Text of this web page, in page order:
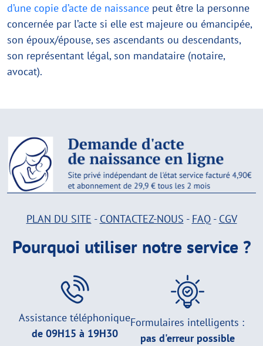
d’une copie d’acte de naissance peut être la personne
concernée par l’acte si elle est majeure ou émancipée,
son époux/épouse, ses ascendants ou descendants,
son représentant légal, son mandataire (notaire,
avocat).
PLAN DU SITE - CONTACTEZ-NOUS - FAQ- CGV
Pourquoi utiliser notre service ?
Assistance téléphonique
de 09H15 à 19H30
Formulaires intelligents :
pas d'erreur possible